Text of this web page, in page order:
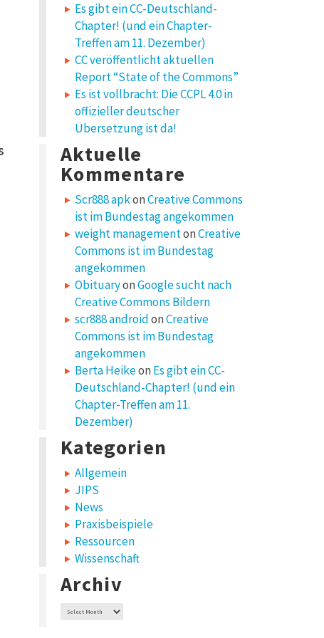
Es gibt ein CC-Deutschland-
Chapter! (und ein Chapter-
Treffen am 11. Dezember)
CC veröffentlicht aktuellen
Report “State of the Commons”
Es ist vollbracht: Die CCPL 4.0 in
offizieller deutscher
Übersetzung ist da!
Aktuelle
Kommentare
Scr888 apkonCreative Commons
ist im Bundestag angekommen
weight managementonCreative
Commons ist im Bundestag
angekommen
ObituaryonGoogle sucht nach
Creative Commons Bildern
scr888 androidonCreative
Commons ist im Bundestag
angekommen
Berta Heikeon Es gibt ein CC-
Deutschland-Chapter! (und ein
Chapter-Treffen am 11.
Dezember)
Kategorien
Allgemein
JIPS
News
Praxisbeispiele
Ressourcen
Wissenschaft
Archiv
Archiv